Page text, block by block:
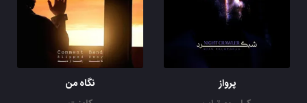
پرواز
نگاه من